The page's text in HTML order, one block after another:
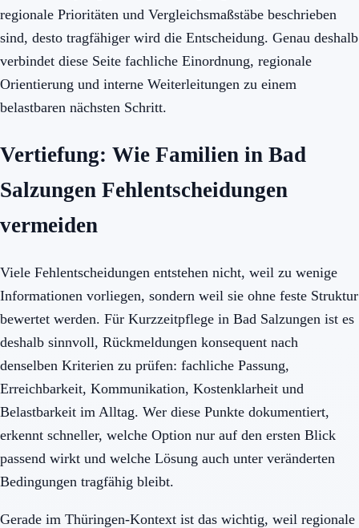
regionale Prioritäten und Vergleichsmaßstäbe beschrieben
sind, desto tragfähiger wird die Entscheidung. Genau deshalb
verbindet diese Seite fachliche Einordnung, regionale
Orientierung und interne Weiterleitungen zu einem
belastbaren nächsten Schritt.
Vertiefung: Wie Familien in Bad
Salzungen Fehlentscheidungen
vermeiden
Viele Fehlentscheidungen entstehen nicht, weil zu wenige
Informationen vorliegen, sondern weil sie ohne feste Struktur
bewertet werden. Für Kurzzeitpflege in Bad Salzungen ist es
deshalb sinnvoll, Rückmeldungen konsequent nach
denselben Kriterien zu prüfen: fachliche Passung,
Erreichbarkeit, Kommunikation, Kostenklarheit und
Belastbarkeit im Alltag. Wer diese Punkte dokumentiert,
erkennt schneller, welche Option nur auf den ersten Blick
passend wirkt und welche Lösung auch unter veränderten
Bedingungen tragfähig bleibt.
Gerade im Thüringen-Kontext ist das wichtig, weil regionale